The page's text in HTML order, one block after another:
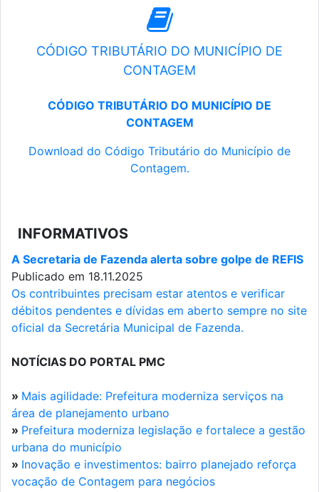
CÓDIGO TRIBUTÁRIO DO MUNICÍPIO DE
CONTAGEM
CÓDIGO TRIBUTÁRIO DO MUNICÍPIO DE
CONTAGEM
Download do Código Tributário do Município de
Contagem.
INFORMATIVOS
A Secretaria de Fazenda alerta sobre golpe de REFIS
Publicado em 18.11.2025
Os contribuintes precisam estar atentos e verificar
débitos pendentes e dívidas em aberto sempre no site
oficial da Secretária Municipal de Fazenda.
NOTÍCIAS DO PORTAL PMC
» Mais agilidade: Prefeitura moderniza serviços na
área de planejamento urbano
» Prefeitura moderniza legislação e fortalece a gestão
urbana do município
» Inovação e investimentos: bairro planejado reforça
vocação de Contagem para negócios